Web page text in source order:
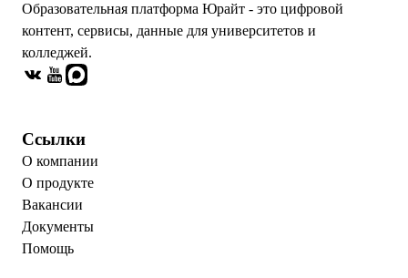
Образовательная платформа Юрайт - это цифровой
контент, сервисы, данные для университетов и
колледжей.
Ссылки
О компании
О продукте
Вакансии
Документы
Помощь